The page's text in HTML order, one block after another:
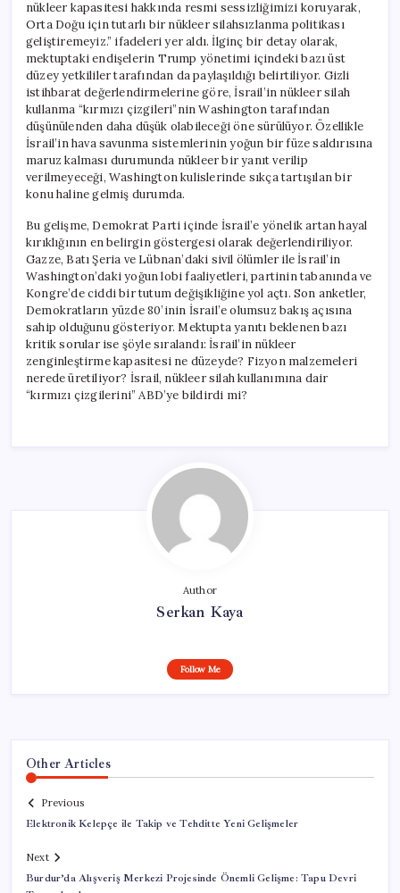
nükleer kapasitesi hakkında resmi sessizliğimizi koruyarak,
Orta Doğu için tutarlı bir nükleer silahsızlanma politikası
geliştiremeyiz.” ifadeleri yer aldı. İlginç bir detay olarak,
mektuptaki endişelerin Trump yönetimi içindeki bazı üst
düzey yetkililer tarafından da paylaşıldığı belirtiliyor. Gizli
istihbarat değerlendirmelerine göre, İsrail’in nükleer silah
kullanma “kırmızı çizgileri”nin Washington tarafından
düşünülenden daha düşük olabileceği öne sürülüyor. Özellikle
İsrail’in hava savunma sistemlerinin yoğun bir füze saldırısına
maruz kalması durumunda nükleer bir yanıt verilip
verilmeyeceği, Washington kulislerinde sıkça tartışılan bir
konu haline gelmiş durumda.
Bu gelişme, Demokrat Parti içinde İsrail’e yönelik artan hayal
kırıklığının en belirgin göstergesi olarak değerlendiriliyor.
Gazze, Batı Şeria ve Lübnan’daki sivil ölümler ile İsrail’in
Washington’daki yoğun lobi faaliyetleri, partinin tabanında ve
Kongre’de ciddi bir tutum değişikliğine yol açtı. Son anketler,
Demokratların yüzde 80’inin İsrail’e olumsuz bakış açısına
sahip olduğunu gösteriyor. Mektupta yanıtı beklenen bazı
kritik sorular ise şöyle sıralandı: İsrail’in nükleer
zenginleştirme kapasitesi ne düzeyde? Fizyon malzemeleri
nerede üretiliyor? İsrail, nükleer silah kullanımına dair
“kırmızı çizgilerini” ABD’ye bildirdi mi?
Author
Serkan Kaya
Follow Me
Other Articles
Previous
Elektronik Kelepçe ile Takip ve Tehditte Yeni Gelişmeler
Next
Burdur’da Alışveriş Merkezi Projesinde Önemli Gelişme: Tapu Devri